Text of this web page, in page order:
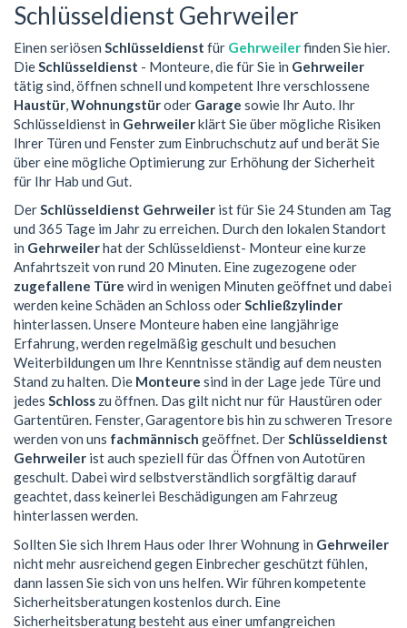
Schlüsseldienst Gehrweiler
Einen seriösen Schlüsseldienst für Gehrweilerfinden Sie hier.
DieSchlüsseldienst - Monteure, die für Sie in Gehrweiler
tätig sind, öffnen schnell und kompetent Ihre verschlossene
Haustür,Wohnungstüroder Garage sowie Ihr Auto. Ihr
Schlüsseldienst in Gehrweilerklärt Sie über mögliche Risiken
Ihrer Türen und Fenster zum Einbruchschutz auf und berät Sie
über eine mögliche Optimierung zur Erhöhung der Sicherheit
für Ihr Hab und Gut.
DerSchlüsseldienst Gehrweiler ist für Sie 24 Stunden am Tag
und 365 Tage im Jahr zu erreichen. Durch den lokalen Standort
in Gehrweilerhat der Schlüsseldienst- Monteur eine kurze
Anfahrtszeit von rund 20 Minuten. Eine zugezogene oder
zugefallene Türe wird in wenigen Minuten geöffnet und dabei
werden keine Schäden an Schloss oderSchließzylinder
hinterlassen. Unsere Monteure haben eine langjährige
Erfahrung, werden regelmäßig geschult und besuchen
Weiterbildungen um Ihre Kenntnisse ständig auf dem neusten
Stand zu halten. Die Monteure sind in der Lage jede Türe und
jedes Schloss zu öffnen. Das gilt nicht nur für Haustüren oder
Gartentüren. Fenster, Garagentore bis hin zu schweren Tresore
werden von uns fachmännisch geöffnet. DerSchlüsseldienst
Gehrweiler ist auch speziell für das Öffnen von Autotüren
geschult. Dabei wird selbstverständlich sorgfältig darauf
geachtet, dass keinerlei Beschädigungen am Fahrzeug
hinterlassen werden.
Sollten Sie sich Ihrem Haus oder Ihrer Wohnung in Gehrweiler
nicht mehr ausreichend gegen Einbrecher geschützt fühlen,
dann lassen Sie sich von uns helfen. Wir führen kompetente
Sicherheitsberatungen kostenlos durch. Eine
Sicherheitsberatung besteht aus einer umfangreichen